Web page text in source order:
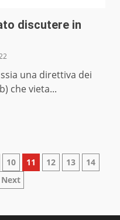
discutere in
una direttiva dei
che vieta...
10 11 12 13
14
Next